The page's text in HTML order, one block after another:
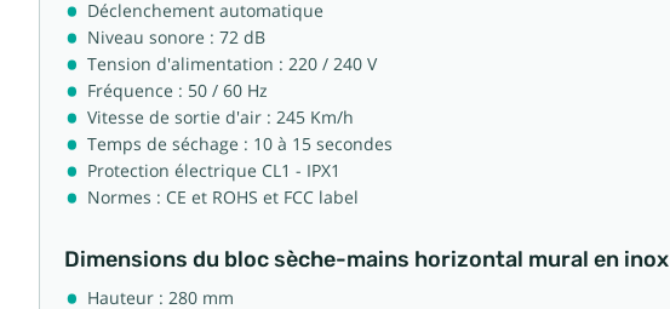
Déclenchement automatique
Niveau sonore : 72 dB
Tension d'alimentation : 220 / 240 V
Fréquence : 50 / 60 Hz
Vitesse de sortie d'air : 245 Km/h
Temps de séchage : 10 à 15 secondes
Protection électrique CL1 - IPX1
Normes : CE et ROHS et FCC label
Dimensions du bloc sèche-mains horizontal mural en inox
Hauteur : 280 mm